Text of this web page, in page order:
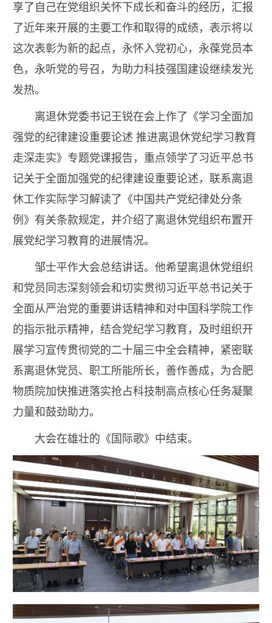
享了自己在党组织关怀下成长和奋斗的经历，汇报
了近年来开展的主要工作和取得的成绩，表示将以
这次表彰为新的起点，永怀入党初心，永葆党员本
色，永听党的号召，为助力科技强国建设继续发光
发热。
离退休党委书记王锐在会上作了《学习全面加
强党的纪律建设重要论述 推进离退休党纪学习教育
走深走实》专题党课报告，重点领学了习近平总书
记关于全面加强党的纪律建设重要论述，联系离退
休工作实际学习解读了《中国共产党纪律处分条
例》有关条款规定，并介绍了离退休党组织布置开
展党纪学习教育的进展情况。
邹士平作大会总结讲话。他希望离退休党组织
和党员同志深刻领会和切实贯彻习近平总书记关于
全面从严治党的重要讲话精神和对中国科学院工作
的指示批示精神，结合党纪学习教育，及时组织开
展学习宣传贯彻党的二十届三中全会精神，紧密联
系离退休党员、职工所能所长，善作善成，为合肥
物质院加快推进落实抢占科技制高点核心任务凝聚
力量和鼓劲助力。
大会在雄壮的《国际歌》中结束。